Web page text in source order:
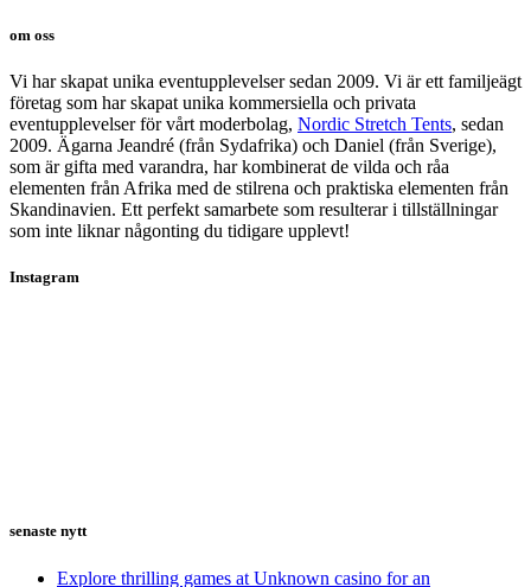
om oss
Vi har skapat unika eventupplevelser sedan 2009. Vi är ett familjeägt
företag som har skapat unika kommersiella och privata
eventupplevelser för vårt moderbolag, Nordic Stretch Tents, sedan
2009. Ägarna Jeandré (från Sydafrika) och Daniel (från Sverige),
som är gifta med varandra, har kombinerat de vilda och råa
elementen från Afrika med de stilrena och praktiska elementen från
Skandinavien. Ett perfekt samarbete som resulterar i tillställningar
som inte liknar någonting du tidigare upplevt!
Instagram
senaste nytt
Explore thrilling games at Unknown casino for an